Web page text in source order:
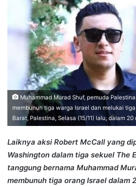
email
Muhammad Murad Shuf, pemuda
membunuh tiga warga Israel dan melukai
Barat, Palestina, Selasa (15/11) lalu, dalam 20
Laiknya aksi Robert McCall yang
Washington dalam tiga sekuel The
tanggung bernama Muhammad
membunuh tiga orang Israel dalam